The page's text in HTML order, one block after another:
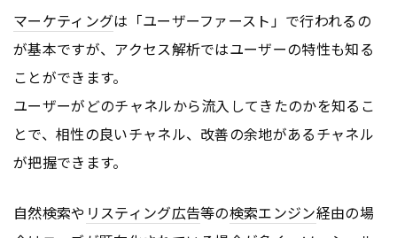
マーケティングは「ユーザーファースト」で行われるの
が基本ですが、アクセス解析ではユーザーの特性も知る
ことができます。
ユーザーがどのチャネルから流入してきたのかを知るこ
とで、相性の良いチャネル、改善の余地があるチャネル
が把握できます。
自然検索や リスティング広告等の検索エンジン経由の場